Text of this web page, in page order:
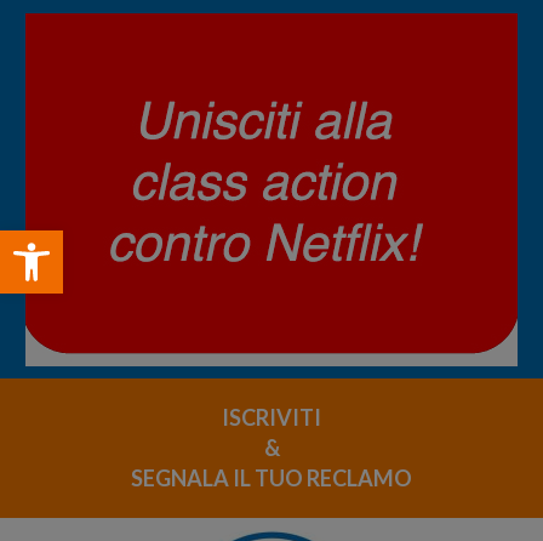
Open toolbar
ISCRIVITI
&
SEGNALA IL TUO RECLAMO